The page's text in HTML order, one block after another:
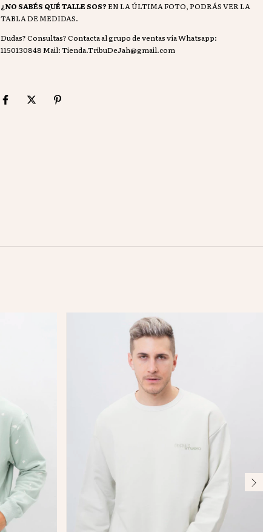
¿NO SABÉS QUÉ TALLE SOS?EN LA ÚLTIMA FOTO, PODRÁS VER LA
TABLA DE MEDIDAS.
Dudas? Consultas? Contacta al grupo de ventas vía Whatsapp:
1150130848 Mail:Tienda.TribuDeJah@gmail.com